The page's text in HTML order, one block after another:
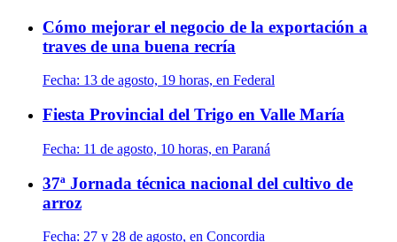
Cómo mejorar el negocio de la exportación a
traves de una buena recría
Fecha: 13 de agosto, 19 horas, en Federal
Fiesta Provincial del Trigo en Valle María
Fecha: 11 de agosto, 10 horas, en Paraná
37ª Jornada técnica nacional del cultivo de
arroz
Fecha: 27 y 28 de agosto, en Concordia